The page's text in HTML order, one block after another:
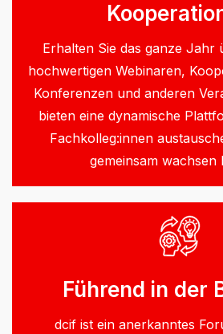
Erhalten Sie das ganze Jahr
hochwertigen Webinaren,
Konferenzen und anderen
bieten eine dynamische
Fachkolleg:innen
gemeinsam wachsen
Führend in der
dcif ist ein anerkanntes